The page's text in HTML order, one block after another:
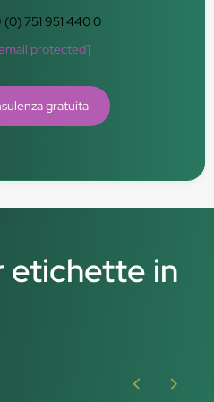
(0) 751 951 440 0
protected]
gratuita
etichette in